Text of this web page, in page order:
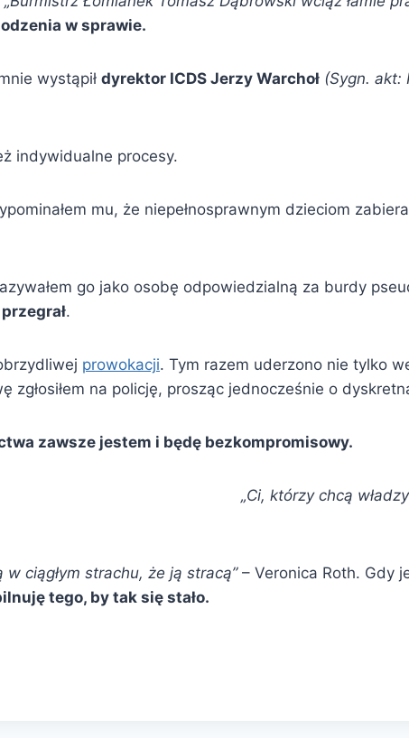
w sprawie.
wystąpił dyrektor ICDS Jerzy Warchoł (Sygn. akt:
indywidualne procesy.
mu, że niepełnosprawnym dzieciom
go jako osobę odpowiedzialną za burdy
.
prowokacji. Tym razem uderzono nie tylko
zgłosiłem na policję, prosząc jednocześnie o
zawsze jestem i będę bezkompromisowy.
„Ci, którzy chcą
ciągłym strachu, że ją stracą” – Veronica Roth. Gdy
tego, by tak się stało.